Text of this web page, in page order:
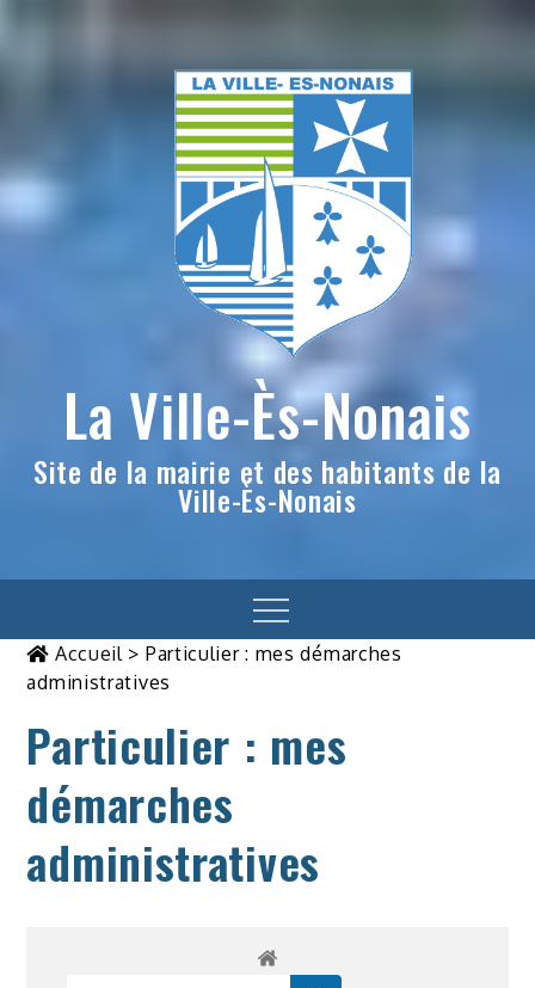
La Ville-Ès-Nonais
Site de la mairie et des habitants de la
Ville-Ès-Nonais
Menu
Accueil> Particulier : mes démarches
administratives
Particulier : mes
démarches
administratives